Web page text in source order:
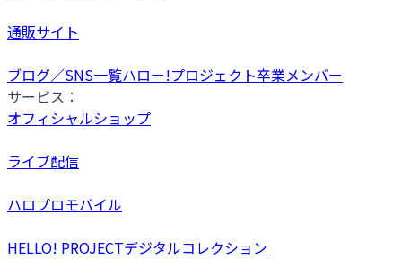
通販サイト
ブログ／SNS一覧ハロー!プロジェクト卒業メンバー
サービス：
オフィシャルショップ
ライブ配信
ハロプロモバイル
HELLO! PROJECTデジタルコレクション